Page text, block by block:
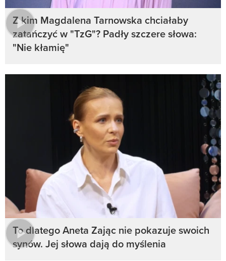
Z kim Magdalena Tarnowska chciałaby
zatańczyć w "TzG"? Padły szczere słowa:
"Nie kłamię"
To dlatego Aneta Zając nie pokazuje swoich
synów. Jej słowa dają do myślenia